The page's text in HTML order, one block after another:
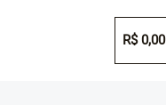
R$0,00